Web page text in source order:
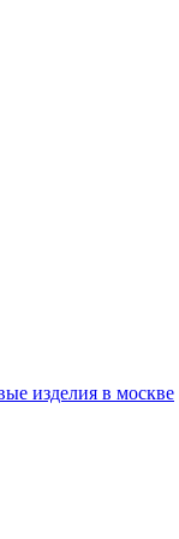
изделия в москве